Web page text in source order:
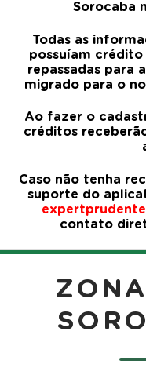
Sorocaba
Todas as
possuíam
repassadas para
migrado para o
Ao fazer o
créditos
Caso não tenha
suporte do
contato